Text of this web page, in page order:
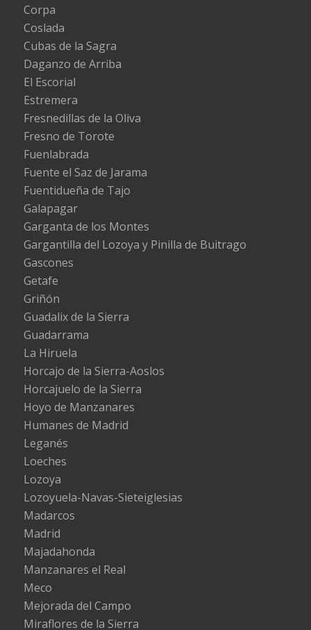
Corpa
Coslada
Cubas de la Sagra
Daganzo de Arriba
El Escorial
Estremera
Fresnedillas de la Oliva
Fresno de Torote
Fuenlabrada
Fuente el Saz de Jarama
Fuentidueña de Tajo
Galapagar
Garganta de los Montes
Gargantilla del Lozoya y Pinilla de Buitrago
Gascones
Getafe
Griñón
Guadalix de la Sierra
Guadarrama
La Hiruela
Horcajo de la Sierra-Aoslos
Horcajuelo de la Sierra
Hoyo de Manzanares
Humanes de Madrid
Leganés
Loeches
Lozoya
Lozoyuela-Navas-Sieteiglesias
Madarcos
Madrid
Majadahonda
Manzanares el Real
Meco
Mejorada del Campo
Miraflores de la Sierra